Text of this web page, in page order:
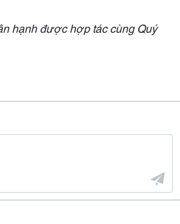
hạnh được hợp tác cùng Quý